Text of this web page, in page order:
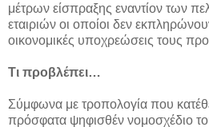
μέτρων είσπραξης εναντίον των
εταιριών οι οποίοι δεν
οικονομικές υποχρεώσεις τους
Τι προβλέπει…
Σύμφωνα με τροπολογία που
πρόσφατα ψηφισθέν νομοσχέδιο